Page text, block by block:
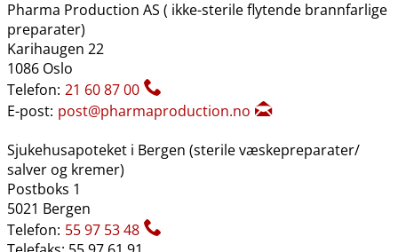
Pharma Production AS ( ikke-sterile flytende brannfarlige
preparater)
Karihaugen 22
1086 Oslo
Telefon: 21 60 87 00
E-post: post@pharmaproduction.no
Sjukehusapoteket i Bergen (sterile væskepreparater​/​
salver og kremer)
Postboks 1
5021 Bergen
Telefon: 55 97 53 48